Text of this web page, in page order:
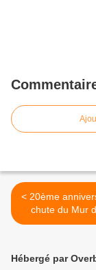
< 20ème anniversaire de la
chute du Mur
Hébergé par